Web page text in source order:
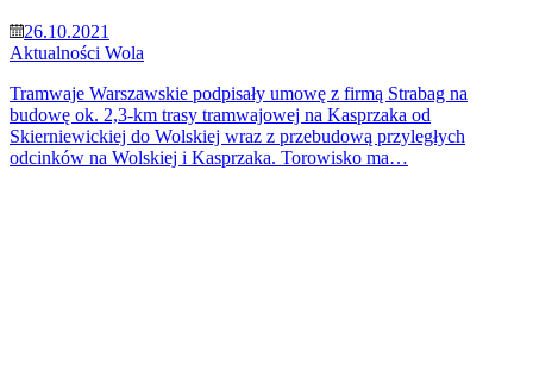
26.10.2021
Aktualności Wola
Tramwaje Warszawskie podpisały umowę z firmą Strabag na
budowę ok. 2,3-km trasy tramwajowej na Kasprzaka od
Skierniewickiej do Wolskiej wraz z przebudową przyległych
odcinków na Wolskiej i Kasprzaka. Torowisko ma…